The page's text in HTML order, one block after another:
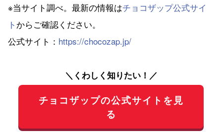
※当サイト調べ。最新の情報はチョコザップ公式サイ
ト からご確認ください。
公式サイト： https://chocozap.jp/
＼くわしく知りたい！／
チョコザップの公式サイトを見
る